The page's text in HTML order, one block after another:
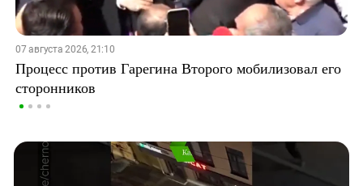
07 августа 2026, 21:10
Процесс против Гарегина Второго мобилизовал его
сторонников